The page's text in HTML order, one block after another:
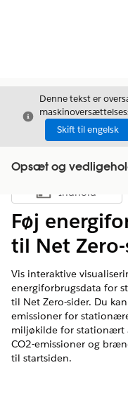
Luk
Denne tekst er
Skift til engelsk
Opsæt og
Vis
Indhold
Føj
til Net
Vis interaktive
energiforbrugsdata for
til Net Zero-sider. Du
emissioner for
miljøkilde for stationært
CO2-emissioner og
til startsiden.